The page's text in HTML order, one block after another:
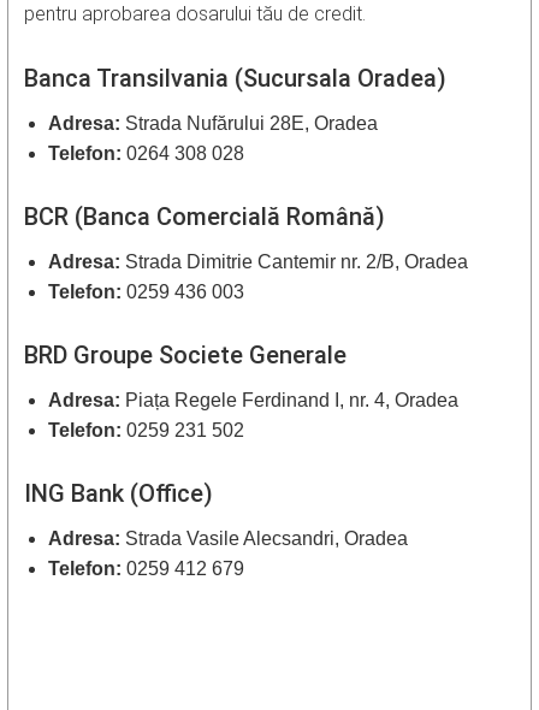
pentru aprobarea dosarului tău de credit.
Banca Transilvania (Sucursala Oradea)
Adresa: Strada Nufărului 28E, Oradea
Telefon: 0264 308 028
BCR (Banca Comercială Română)
Adresa: Strada Dimitrie Cantemir nr. 2/B, Oradea
Telefon: 0259 436 003
BRD Groupe Societe Generale
Adresa: Piața Regele Ferdinand I, nr. 4, Oradea
Telefon: 0259 231 502
ING Bank (Office)
Adresa: Strada Vasile Alecsandri, Oradea
Telefon: 0259 412 679